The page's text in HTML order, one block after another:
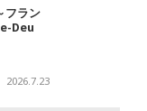
フラン
Deu
2026.7.23